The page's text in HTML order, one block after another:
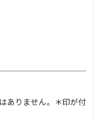
ありません。＊印が付